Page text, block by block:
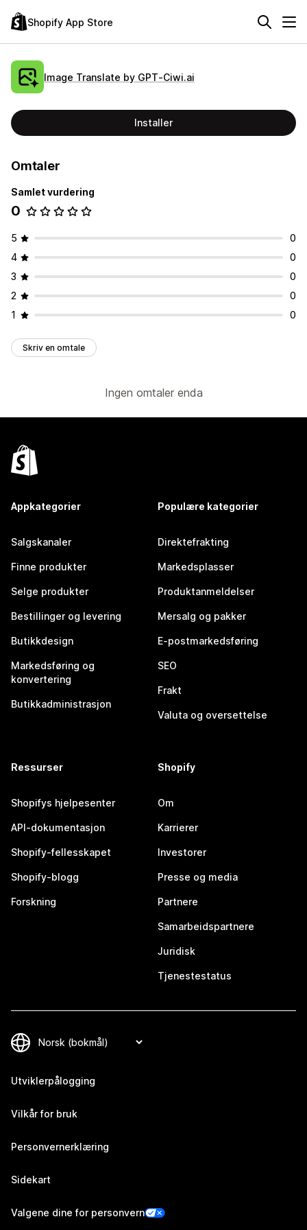
Shopify App Store
Image Translate by GPT‑Ciwi.ai
Installer
Omtaler
Samlet vurdering
0
5
0
4
0
3
0
2
0
1
0
Skriv en omtale
Ingen omtaler enda
Appkategorier
Salgskanaler
Finne produkter
Selge produkter
Bestillinger og levering
Butikkdesign
Markedsføring og
konvertering
Butikkadministrasjon
Populære kategorier
Direktefrakting
Markedsplasser
Produktanmeldelser
Mersalg og pakker
E-postmarkedsføring
SEO
Frakt
Valuta og oversettelse
Ressurser
Shopifys hjelpesenter
API-dokumentasjon
Shopify-fellesskapet
Shopify-blogg
Forskning
Shopify
Om
Karrierer
Investorer
Presse og media
Partnere
Samarbeidspartnere
Juridisk
Tjenestestatus
Utviklerpålogging
Vilkår for bruk
Personvernerklæring
Sidekart
Valgene dine for personvern